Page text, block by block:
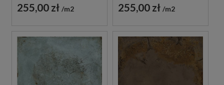
255,00 zł m2 255,00 zł m2